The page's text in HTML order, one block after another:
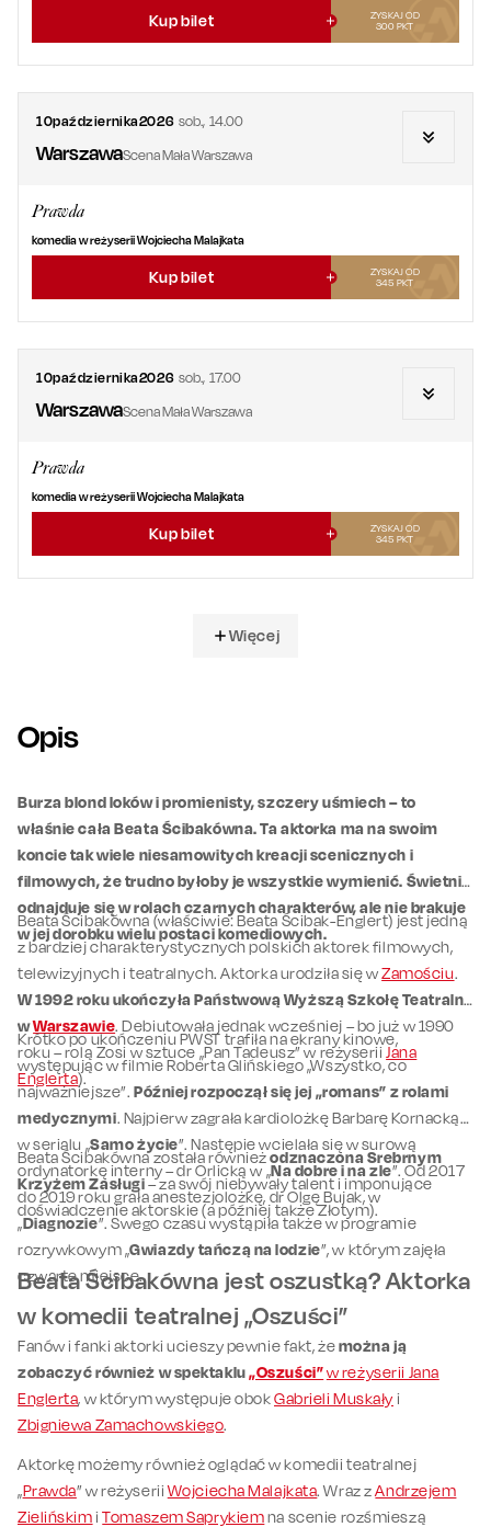
Kup bilet
ZYSKAJ OD
300 PKT
10października2026 sob.,14.00
WarszawaScena Mała Warszawa
Prawda
komedia w reżyserii Wojciecha Malajkata
Kup bilet
ZYSKAJ OD
345 PKT
10października2026 sob.,17.00
WarszawaScena Mała Warszawa
Prawda
komedia w reżyserii Wojciecha Malajkata
Kup bilet
ZYSKAJ OD
345 PKT
Więcej
Opis
Burza blond loków i promienisty, szczery uśmiech – to
właśnie cała Beata Ścibakówna. Ta aktorka ma na swoim
koncie tak wiele niesamowitych kreacji scenicznych i
filmowych, że trudno byłoby je wszystkie wymienić. Świetnie
odnajduje się w rolach czarnych charakterów, ale nie brakuje
w jej dorobku wielu postaci komediowych.
Beata Ścibakówna (właściwie: Beata Ścibak-Englert) jest jedną
z bardziej charakterystycznych polskich aktorek filmowych,
telewizyjnych i teatralnych. Aktorka urodziła się wZamościu.
W 1992 roku ukończyła Państwową Wyższą Szkołę Teatralną
wWarszawie. Debiutowała jednak wcześniej – bo już w 1990
roku – rolą Zosi w sztuce „Pan Tadeusz” w reżyseriiJana
Englerta).
Krótko po ukończeniu PWST trafiła na ekrany kinowe,
występując w filmie Roberta Glińskiego „Wszystko, co
najważniejsze”. Później rozpoczął się jej „romans” z rolami
medycznymi. Najpierw zagrała kardiolożkę Barbarę Kornacką
w serialu „Samo życie”. Następie wcielała się w surową
ordynatorkę interny – dr Orlicką w „Na dobre i na zle”. Od 2017
do 2019 roku grała anestezjolożkę, dr Olgę Bujak, w
„Diagnozie”. Swego czasu wystąpiła także w programie
rozrywkowym „Gwiazdy tańczą na lodzie”, w którym zajęła
czwarte miejsce.
Beata Ścibakówna została równieżodznaczona Srebrnym
Krzyżem Zasługi– za swój niebywały talent i imponujące
doświadczenie aktorskie (a później także Złotym).
Beata Ścibakówna jest oszustką? Aktorka
w komedii teatralnej „Oszuści”
Fanów i fanki aktorki ucieszy pewnie fakt, żemożna ją
zobaczyć również w spektaklu„Oszuści”w reżyserii Jana
Englerta, w którym występuje obokGabrieli Muskałyi
Zbigniewa Zamachowskiego.
Aktorkę możemy również oglądać w komedii teatralnej
„Prawda” w reżyseriiWojciecha Malajkata. Wraz zAndrzejem
ZielińskimiTomaszem Saprykiemna scenie rozśmieszą